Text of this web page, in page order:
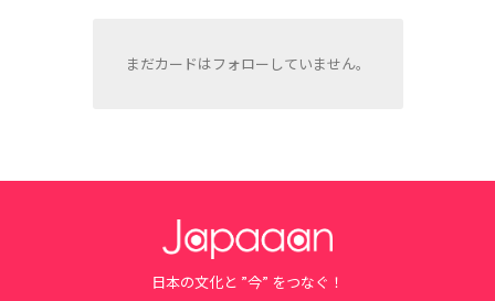
まだカードはフォローしていません。
日本の文化と ”今” をつなぐ！